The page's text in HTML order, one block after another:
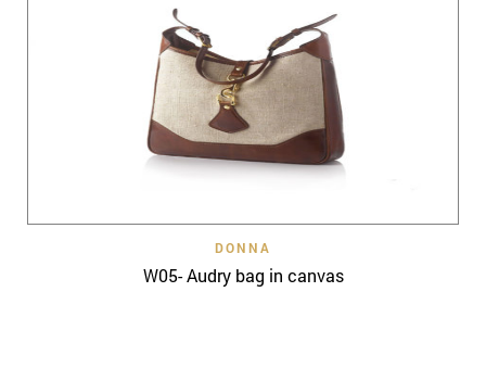
DONNA
W05- Audry bag in canvas